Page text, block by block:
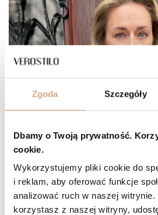
Zgoda Szczegóły
Dbamy o Twoją prywatność.
cookie.
Wykorzystujemy pliki cookie do
i reklam, aby oferować funkcje
analizować ruch w naszej
korzystasz z naszej witryny,